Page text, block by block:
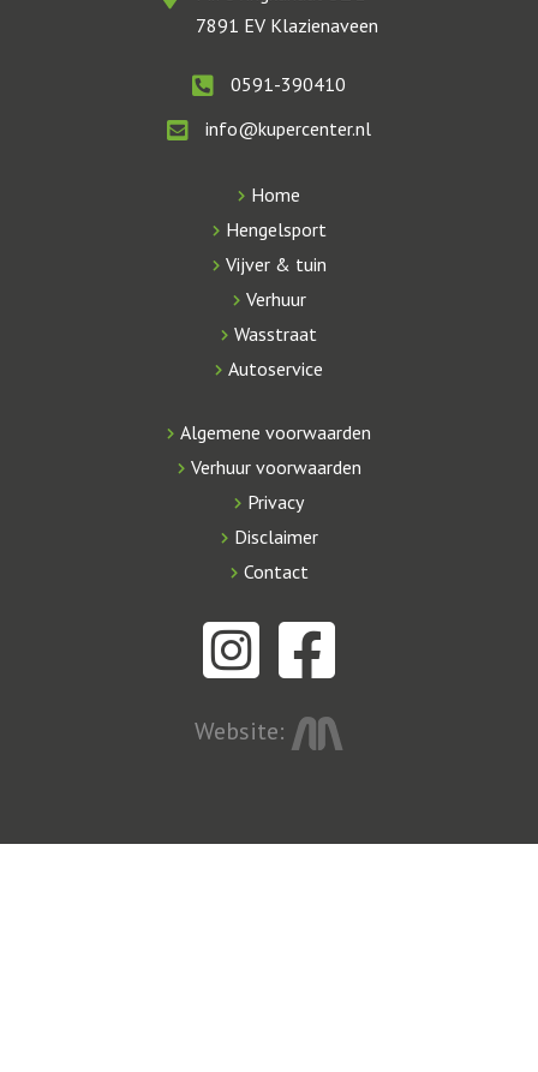
7891 EV Klazienaveen
0591-390410
info@kupercenter.nl
Home
Hengelsport
Vijver & tuin
Verhuur
Wasstraat
Autoservice
Algemene voorwaarden
Verhuur voorwaarden
Privacy
Disclaimer
Contact
Website: